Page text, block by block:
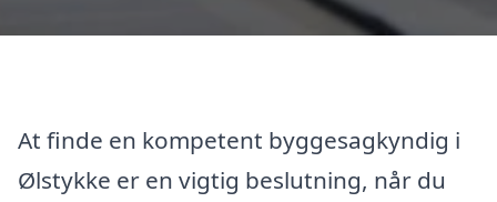
At finde en kompetent byggesagkyndig i
Ølstykke er en vigtig beslutning, når du